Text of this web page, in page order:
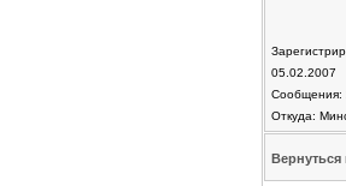
05.02.2007
Сообщения:
Откуда:
Вернуться